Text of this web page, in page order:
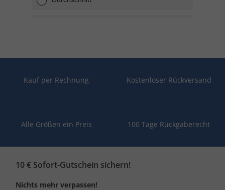
Kauf per Rechnung Kostenloser Rückversand
Alle Größen ein Preis 100 Tage Rückgaberecht
10 € Sofort-Gutschein sichern!
Nichts mehr verpassen!